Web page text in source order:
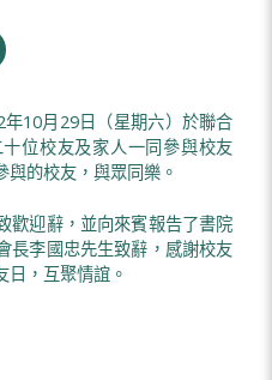
10月29日（星期六）於聯合
位校友及家人一同參與校友
與的校友，與眾同樂。
歡迎辭，並向來賓報告了書院
長李國忠先生致辭，感謝校友
日，互聚情誼。